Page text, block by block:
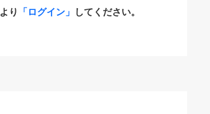
り 「ログイン」 してください。